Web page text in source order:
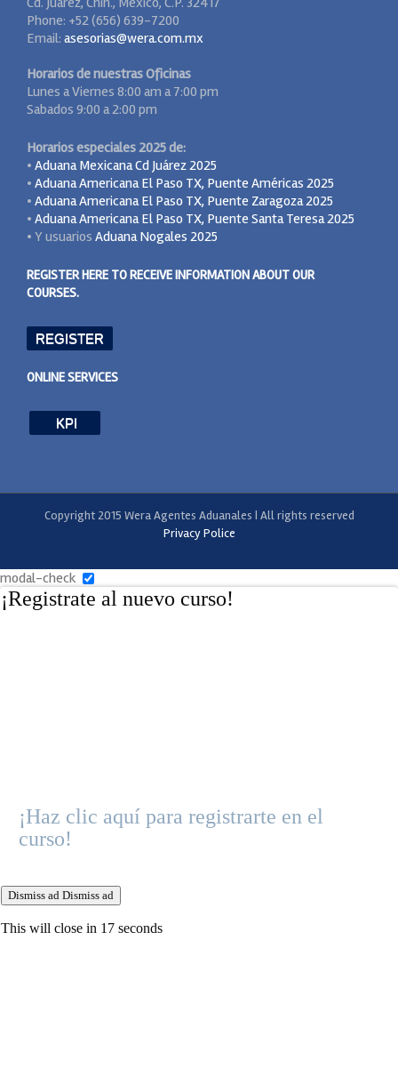
Phone: +52 (656) 639-7200
Email: asesorias@wera.com.mx
Horarios de nuestras Oficinas
Lunes a Viernes 8:00 am a 7:00 pm
Sabados 9:00 a 2:00 pm
Horarios especiales 2025 de:
• Aduana Mexicana Cd Juárez 2025
• Aduana Americana El Paso TX, Puente Américas 2025
• Aduana Americana El Paso TX, Puente Zaragoza 2025
• Aduana Americana El Paso TX, Puente Santa Teresa 2025
• Y usuarios Aduana Nogales 2025
REGISTER HERE TO RECEIVE INFORMATION ABOUT OUR
COURSES.
REGISTER
ONLINE SERVICES
KPI
Copyright 2015 Wera Agentes Aduanales | All rights reserved
Privacy Police
modal-check
¡Registrate al nuevo curso!
¡Haz clic aquí para registrarte en el
curso!
Dismiss ad Dismiss ad
This will close in 16 seconds